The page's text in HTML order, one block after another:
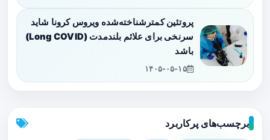
پروتئین کمترشناخته‌شده ویروس کرونا شاید
سرنخی برای علائم بلندمدت (Long COVID)
باشد
۱۴۰۵-۰۵-۱۵
برچسب‌های پرکاربرد